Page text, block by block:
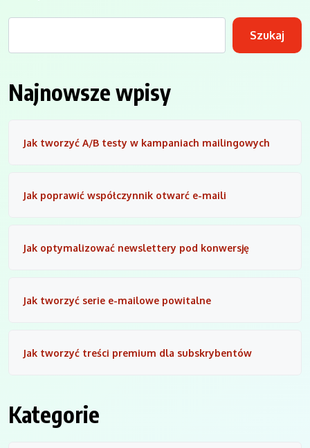
Szukaj
Najnowsze wpisy
Jak tworzyć A/B testy w kampaniach mailingowych
Jak poprawić współczynnik otwarć e-maili
Jak optymalizować newslettery pod konwersję
Jak tworzyć serie e-mailowe powitalne
Jak tworzyć treści premium dla subskrybentów
Kategorie